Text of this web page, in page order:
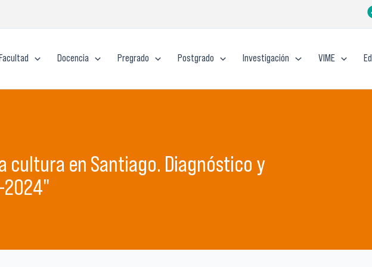
Docencia Pregrado Postgrado Investigación VIME
cultura en Santiago. Diagnóstico y
2024"